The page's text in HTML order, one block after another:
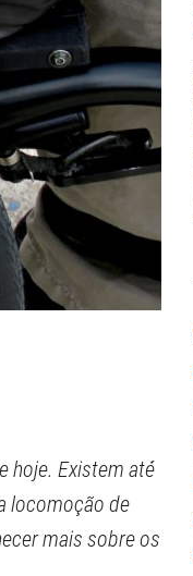
hoje. Existem até
locomoção de
mais sobre os